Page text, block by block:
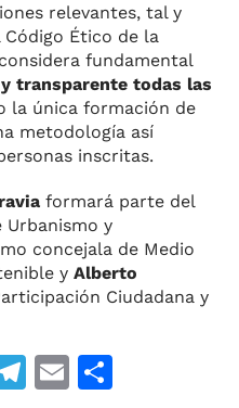
relevantes, tal y
Ético de la
fundamental
transparente todas las
la única formación de
metodología así
inscritas.
formará parte del
Urbanismo y
concejala de Medio
y Alberto
Ciudadana y
T
E